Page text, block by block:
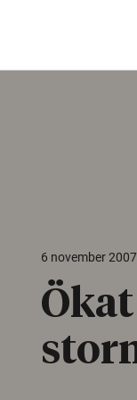
6 november 2007